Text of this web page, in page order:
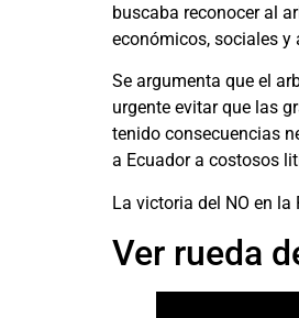
buscaba reconocer al
económicos, sociales y
Se argumenta que el
urgente evitar que las
tenido consecuencias
a Ecuador a costosos
La victoria del NO en
Ver rueda